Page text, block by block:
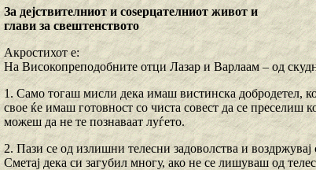
За дејствителниот и соѕерцателниот живот и
глави за свештенството
Акростихот е:
На Високопреподобните отци Лазар и Варлаам – од
1. Само тогаш мисли дека имаш вистинска добродетел,
свое ќе имаш готовност со чиста совест да се преселиш
можеш да не те познаваат луѓето.
2. Пази се од излишни телесни задоволства и
Сметај дека си загубил многу, ако не се лишуваш од